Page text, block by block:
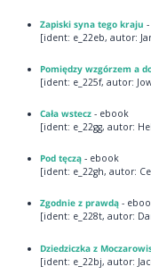
Zapiski syna tego kraju
[ident: e_22eb, autor:
Pomiędzy wzgórzem a
[ident: e_225f, autor:
Cała wstecz- ebook
[ident: e_22gg, autor:
Pod tęczą- ebook
[ident: e_22gh, autor:
Zgodnie z prawdą-
[ident: e_228t, autor:
Dziedziczka z
[ident: e_22bj, autor: